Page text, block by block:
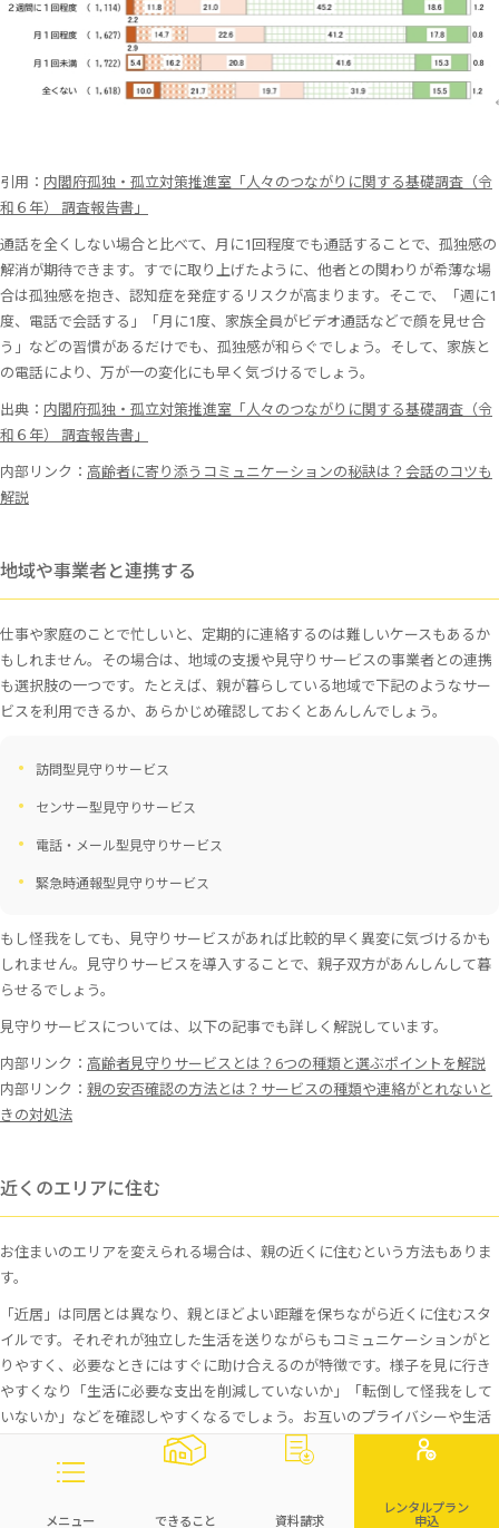
メニュー できること 資料請求
レンタルプラン
申込
引用： 内閣府孤独・孤立対策推進室「人々のつながりに関する基礎調査（令
和６年） 調査報告書」
通話を全くしない場合と比べて、月に1回程度でも通話することで、孤独感の
解消が期待できます。すでに取り上げたように、他者との関わりが希薄な場
合は孤独感を抱き、認知症を発症するリスクが高まります。そこで、「週に1
度、電話で会話する」「月に1度、家族全員がビデオ通話などで顔を見せ合
う」などの習慣があるだけでも、孤独感が和らぐでしょう。そして、家族と
の電話により、万が一の変化にも早く気づけるでしょう。
出典： 内閣府孤独・孤立対策推進室「人々のつながりに関する基礎調査（令
和６年） 調査報告書」
内部リンク： 高齢者に寄り添うコミュニケーションの秘訣は？会話のコツも
解説
地域や事業者と連携する
仕事や家庭のことで忙しいと、定期的に連絡するのは難しいケースもあるか
もしれません。その場合は、地域の支援や見守りサービスの事業者との連携
も選択肢の一つです。たとえば、親が暮らしている地域で下記のようなサー
ビスを利用できるか、あらかじめ確認しておくとあんしんでしょう。
訪問型見守りサービス
センサー型見守りサービス
電話・メール型見守りサービス
緊急時通報型見守りサービス
もし怪我をしても、見守りサービスがあれば比較的早く異変に気づけるかも
しれません。見守りサービスを導入することで、親子双方があんしんして暮
らせるでしょう。
見守りサービスについては、以下の記事でも詳しく解説しています。
内部リンク： 高齢者見守りサービスとは？6つの種類と選ぶポイントを解説
内部リンク： 親の安否確認の方法とは？サービスの種類や連絡がとれないと
きの対処法
近くのエリアに住む
お住まいのエリアを変えられる場合は、親の近くに住むという方法もありま
す。
「近居」は同居とは異なり、親とほどよい距離を保ちながら近くに住むスタ
イルです。それぞれが独立した生活を送りながらもコミュニケーションがと
りやすく、必要なときにはすぐに助け合えるのが特徴です。様子を見に行き
やすくなり「生活に必要な支出を削減していないか」「転倒して怪我をして
いないか」などを確認しやすくなるでしょう。お互いのプライバシーや生活
リズムを大切にしつつ、あんしんして見守れるでしょう。